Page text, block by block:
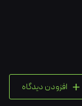
+ افزودن دیدگاه